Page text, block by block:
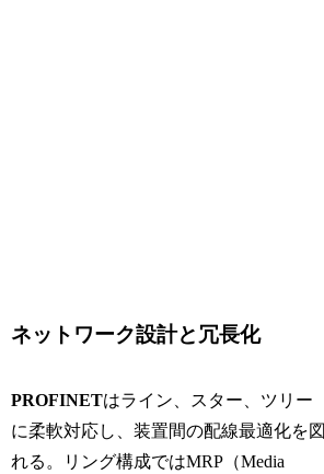
ネットワーク設計と冗長化
PROFINETはライン、スター、ツリー
に柔軟対応し、装置間の配線最適化を図
れる。リング構成ではMRP （Media